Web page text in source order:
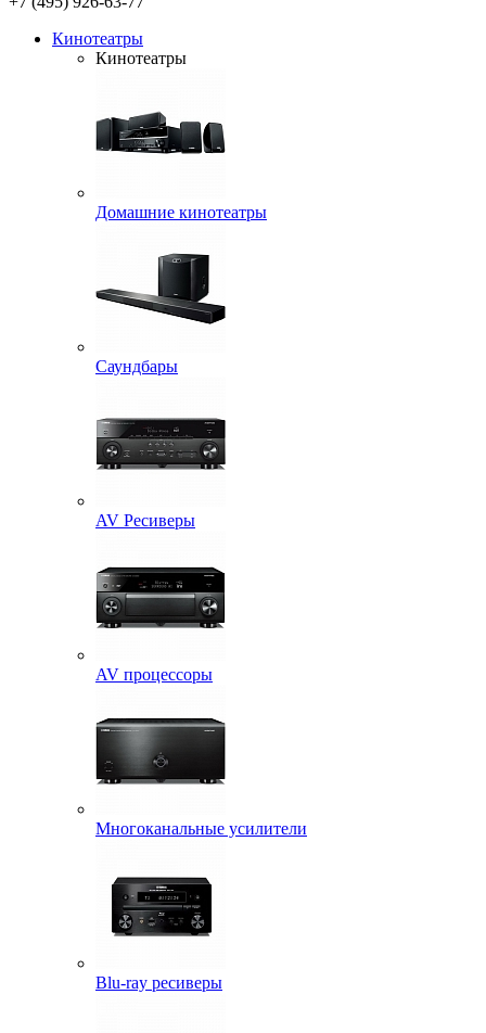
Кинотеатры
Кинотеатры
Домашние кинотеатры
Саундбары
AV Ресиверы
AV процессоры
Многоканальные усилители
Blu-ray ресиверы